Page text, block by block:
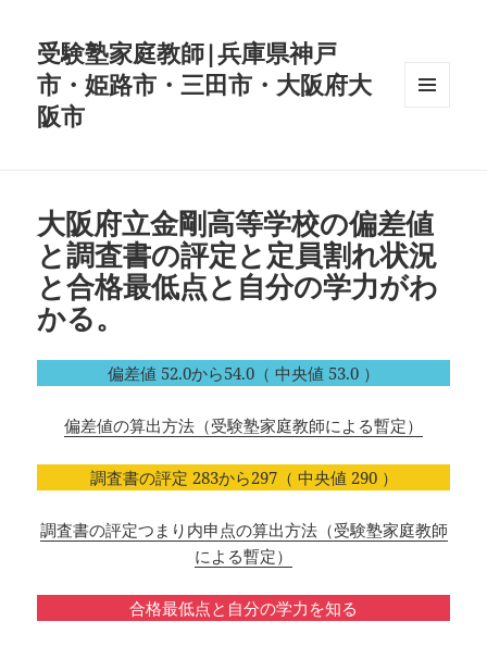
受験塾家庭教師|兵庫県神戸
市・姫路市・三田市・大阪府大
阪市
大阪府立金剛高等学校の偏差値
と調査書の評定と定員割れ状況
と合格最低点と自分の学力がわ
かる。
偏差値 52.0から54.0（ 中央値 53.0 ）
偏差値の算出方法（受験塾家庭教師による暫定）
調査書の評定 283から297（ 中央値 290 ）
調査書の評定つまり内申点の算出方法（受験塾家庭教師
による暫定）
合格最低点と自分の学力を知る